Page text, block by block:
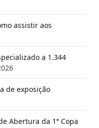
assistir aos
a 1.344
de exposição
Abertura da 1ª Copa